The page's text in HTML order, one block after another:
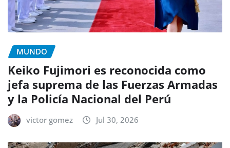
MUNDO
Keiko Fujimori es reconocida como
jefa suprema de las Fuerzas Armadas
y la Policía Nacional del Perú
victor gomez Jul 30, 2026